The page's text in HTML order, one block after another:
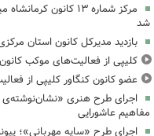
مرکز شماره ۱۳ کانون
شد
بازدید مدیرکل کانون استان
کلیپی از فعالیت‌های موکب
عضو کانون کنگاور کلیپی از
اجرای طرح هنری «نشان‌نوشته‌ی
مفاهیم عاشورایی
اجرای طرح «سایه مهربانی»؛